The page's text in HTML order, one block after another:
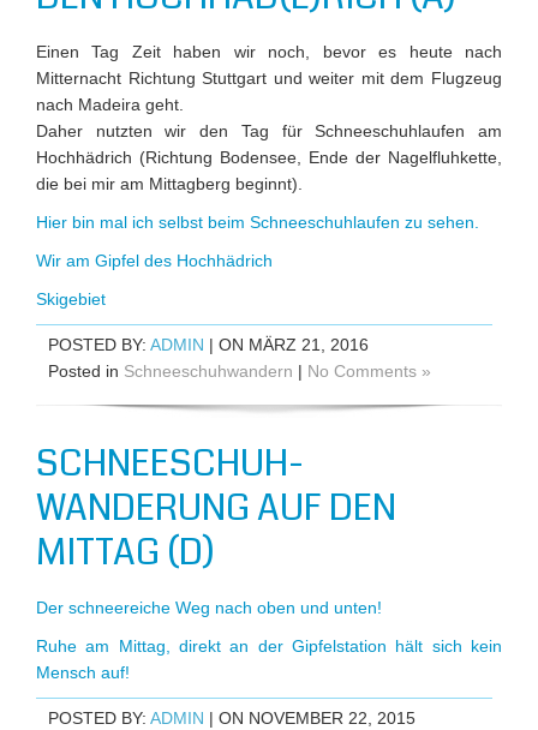
Einen Tag Zeit haben wir noch, bevor es heute nach
Mitternacht Richtung Stuttgart und weiter mit dem Flugzeug
nach Madeira geht.
Daher nutzten wir den Tag für Schneeschuhlaufen am
Hochhädrich (Richtung Bodensee, Ende der Nagelfluhkette,
die bei mir am Mittagberg beginnt).
Hier bin mal ich selbst beim Schneeschuhlaufen zu sehen.
Wir am Gipfel des Hochhädrich
Skigebiet
POSTED BY: ADMIN | ON MÄRZ 21, 2016
Posted in Schneeschuhwandern | No Comments »
SCHNEESCHUH-
WANDERUNG AUF DEN
MITTAG (D)
Der schneereiche Weg nach oben und unten!
Ruhe am Mittag, direkt an der Gipfelstation hält sich kein
Mensch auf!
POSTED BY: ADMIN | ON NOVEMBER 22, 2015